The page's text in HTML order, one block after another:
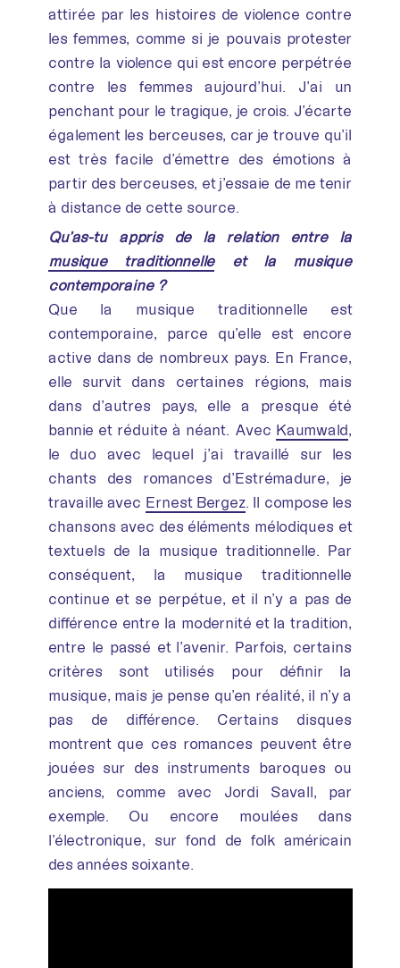
attirée par les histoires de violence contre
les femmes, comme si je pouvais protester
contre la violence qui est encore perpétrée
contre les femmes aujourd’hui. J’ai un
penchant pour le tragique, je crois. J’écarte
également les berceuses, car je trouve qu’il
est très facile d’émettre des émotions à
partir des berceuses, et j’essaie de me tenir
à distance de cette source.
Qu’as-tu appris de la relation entre la
musique traditionnelleet la musique
contemporaine ?
Que la musique traditionnelle est
contemporaine, parce qu’elle est encore
active dans de nombreux pays. En France,
elle survit dans certaines régions, mais
dans d’autres pays, elle a presque été
bannie et réduite à néant. Avec Kaumwald,
le duo avec lequel j’ai travaillé sur les
chants des romances d’Estrémadure, je
travaille avec Ernest Bergez. Il compose les
chansons avec des éléments mélodiques et
textuels de la musique traditionnelle. Par
conséquent, la musique traditionnelle
continue et se perpétue, et il n’y a pas de
différence entre la modernité et la tradition,
entre le passé et l’avenir. Parfois, certains
critères sont utilisés pour définir la
musique, mais je pense qu’en réalité, il n’y a
pas de différence. Certains disques
montrent que ces romances peuvent être
jouées sur des instruments baroques ou
anciens, comme avec Jordi Savall, par
exemple. Ou encore moulées dans
l’électronique, sur fond de folk américain
des années soixante.